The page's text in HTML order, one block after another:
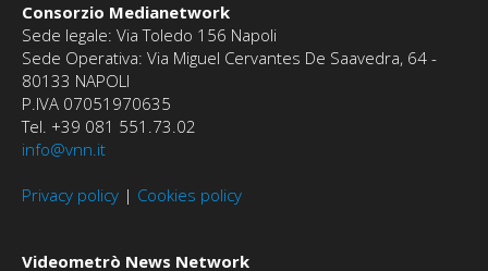
Consorzio Medianetwork
Sede legale: Via Toledo 156 Napoli
Sede Operativa: Via Miguel Cervantes De Saavedra, 64 -
80133 NAPOLI
P.IVA 07051970635
Tel. +39 081 551.73.02
info@vnn.it
Privacy policy | Cookies policy
Videometrò News Network